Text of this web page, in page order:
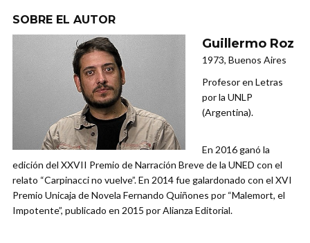
SOBRE EL AUTOR
Guillermo Roz
1973, Buenos Aires
Profesor en Letras
por la UNLP
(Argentina).
En 2016 ganó la
edición del XXVII Premio de Narración Breve de la UNED con el
relato “Carpinacci no vuelve”. En 2014 fue galardonado con el XVI
Premio Unicaja de Novela Fernando Quiñones por “Malemort, el
Impotente”, publicado en 2015 por Alianza Editorial.